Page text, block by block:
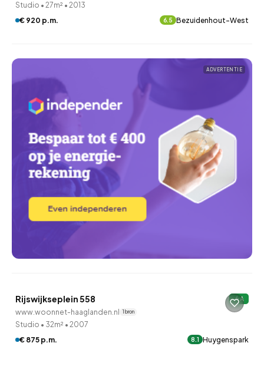
Studio • 27m² • 2013
€ 920 p.m.
6.5 Bezuidenhout-West
ADVERTENTIE
4 minuten geleden ontdekt
Rijswijkseplein 558 A
www.woonnet-haaglanden.nl 1 bron
Studio • 32m² • 2007
€ 875 p.m.
8.1 Huygenspark
QUICKLANE™
Woningcorporatie